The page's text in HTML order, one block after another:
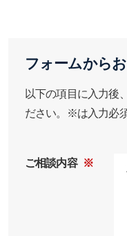
フォームから
以下の項目に入力後
ださい。※は入力必
ご相談内容 ※